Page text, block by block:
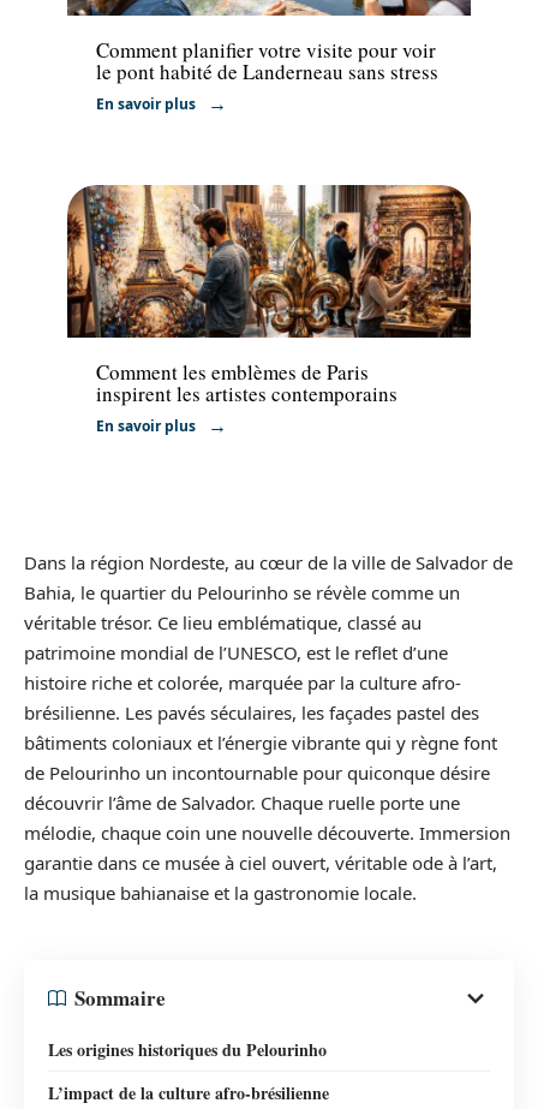
Comment planifier votre visite pour voir
le pont habité de Landerneau sans stress
En savoir plus
Activités
Comment les emblèmes de Paris
inspirent les artistes contemporains
En savoir plus
Dans la région Nordeste, au cœur de la ville de Salvador de
Bahia, le quartier du Pelourinho se révèle comme un
véritable trésor. Ce lieu emblématique, classé au
patrimoine mondial de l’UNESCO, est le reflet d’une
histoire riche et colorée, marquée par la culture afro-
brésilienne. Les pavés séculaires, les façades pastel des
bâtiments coloniaux et l’énergie vibrante qui y règne font
de Pelourinho un incontournable pour quiconque désire
découvrir l’âme de Salvador. Chaque ruelle porte une
mélodie, chaque coin une nouvelle découverte. Immersion
garantie dans ce musée à ciel ouvert, véritable ode à l’art,
la musique bahianaise et la gastronomie locale.
Sommaire
Les origines historiques du Pelourinho
L’impact de la culture afro-brésilienne